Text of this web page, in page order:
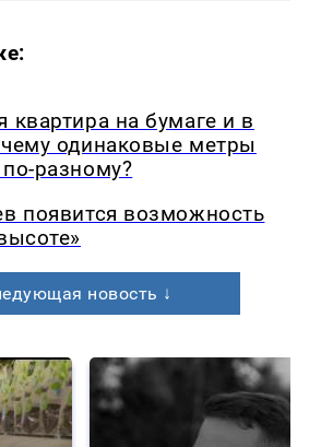
квартира на бумаге и в
одинаковые метры
разному?
появится возможность
новость ↓